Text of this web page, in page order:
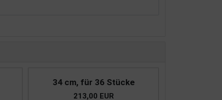
34 cm, für 36 Stücke
213,00 EUR